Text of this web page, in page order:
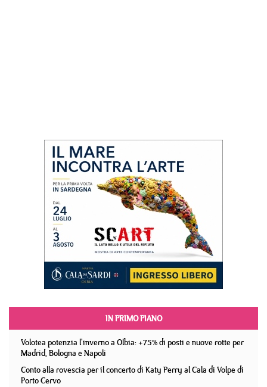
IN PRIMO PIANO
Volotea potenzia l'inverno a Olbia: +75% di posti e nuove rotte per
Madrid, Bologna e Napoli
Conto alla rovescia per il concerto di Katy Perry al Cala di Volpe di
Porto Cervo